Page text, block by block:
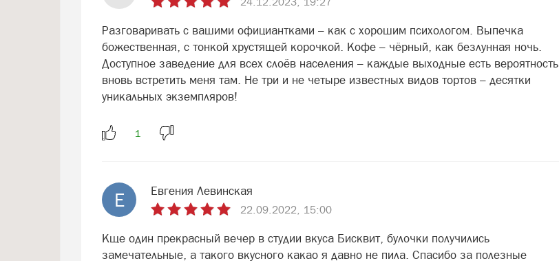
Разговаривать с вашими официантками – как с хорошим психологом. Выпечка
божественная, с тонкой хрустящей корочкой. Кофе – чёрный, как безлунная ночь.
Доступное заведение для всех слоёв населения – каждые выходные есть вероятность
вновь встретить меня там. Не три и не четыре известных видов тортов – десятки
уникальных экземпляров!
Е Евгения Левинская
22.09.2022, 15:00
Кще один прекрасный вечер в студии вкуса Бисквит, булочки получились
замечательные, а такого вкусного какао я давно не пила. Спасибо за полезные